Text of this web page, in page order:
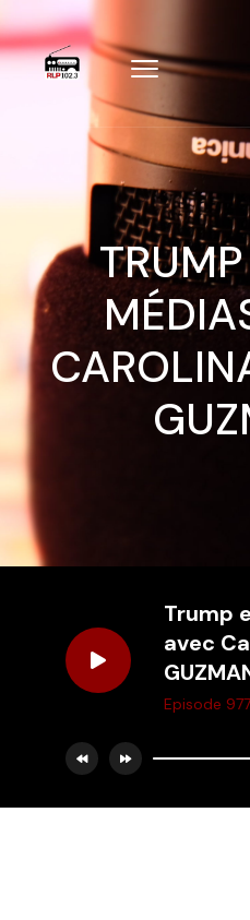
Trump
avec
Episode 977